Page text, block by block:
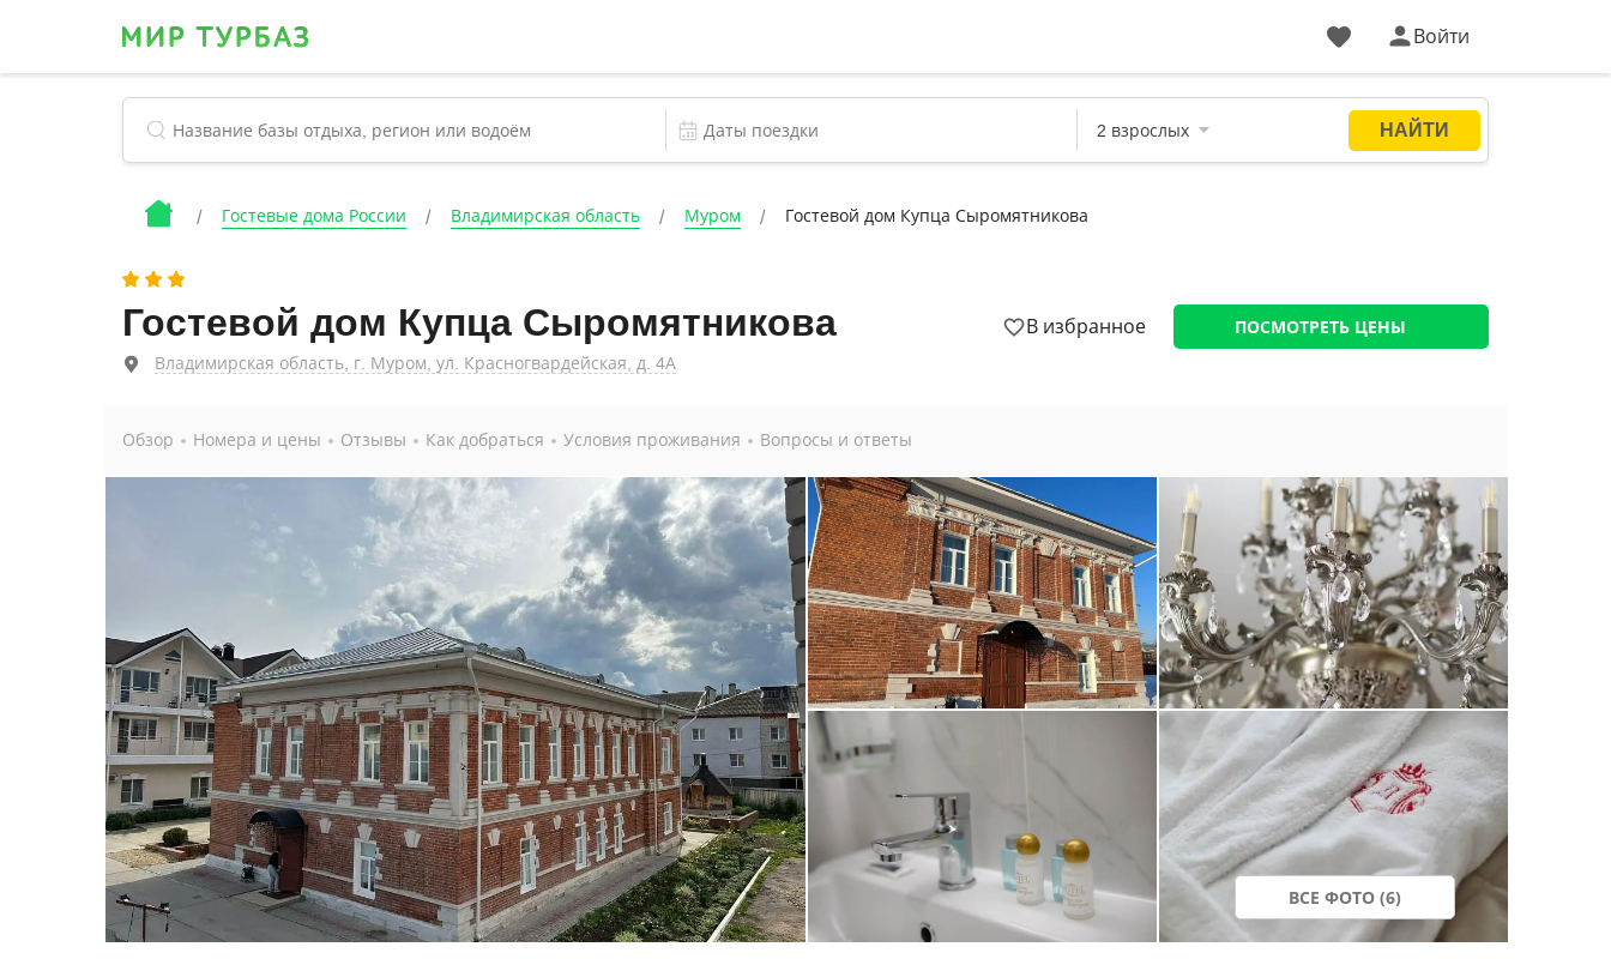
Войти
Гостевые дома России Владимирская область Муром Гостевой дом Купца Сыромятникова
Гостевой дом Купца Сыромятникова
Владимирская область, г. Муром, ул. Красногвардейская, д. 4А
В избранное ПОСМОТРЕТЬ ЦЕНЫ
Обзор Номера и цены Отзывы Как добраться Условия проживания Вопросы и ответы
ВСЕ ФОТО (6)